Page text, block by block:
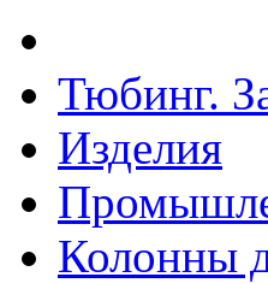
Тюбинг.
Изделия
Колонны